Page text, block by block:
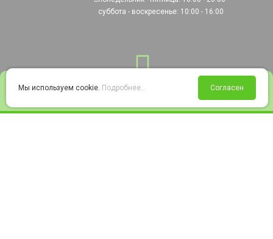
Войти Избранное Корзина
суббота - воскресенье: 10:00 - 16:00
Мы используем cookie. Подробнее... Согласен